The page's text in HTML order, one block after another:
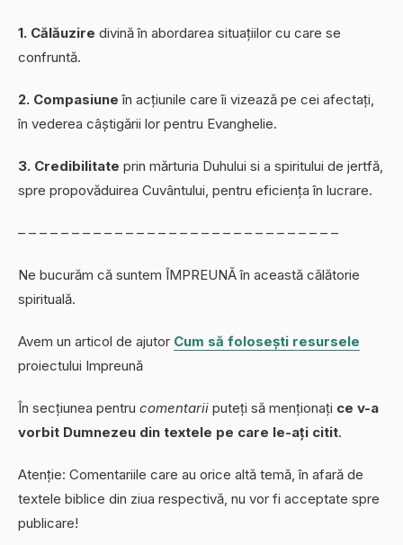
1. Călăuzire divină în abordarea situațiilor cu care se
confruntă.
2. Compasiuneîn acțiunile care îi vizează pe cei afectați,
în vederea câștigării lor pentru Evanghelie.
3. Credibilitate prin mărturia Duhului si a spiritului de jertfă,
spre propovăduirea Cuvântului, pentru eficiența în lucrare.
– – – – – – – – – – – – – – – – – – – – – – – – – – – – – –
Ne bucurăm că suntem ÎMPREUNĂ în această călătorie
spirituală.
Avem un articol de ajutor Cum să folosești resursele
proiectului Impreună
În secțiunea pentru comentarii puteți să menționați ce v-a
vorbit Dumnezeu din textele pe care le-ați citit.
Atenție: Comentariile care au orice altă temă, în afară de
textele biblice din ziua respectivă, nu vor fi acceptate spre
publicare!